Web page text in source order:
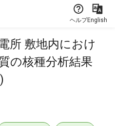
ヘルプEnglish
所 敷地内におけ
の核種分析結果